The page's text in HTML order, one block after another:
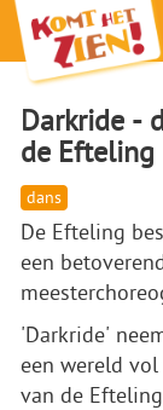
Darkride -
de Efteling
dans
De Efteling
een
'Darkride'
een wereld
van de